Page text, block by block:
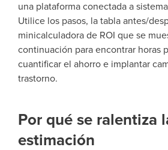
una plataforma conectada a
Utilice los pasos, la tabla antes/
minicalculadora de ROI que se
continuación para encontrar horas
cuantificar el ahorro e implantar
trastorno.
Por qué se ralentiza
estimación